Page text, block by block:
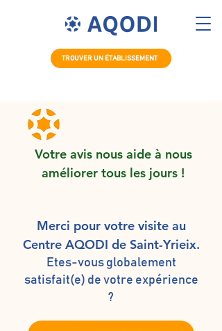
TROUVER UN ÉTABLISSEMENT
Votre avis nous aide à nous
améliorer tous les jours !
Merci pour votre visite au
Centre AQODI de Saint-Yrieix.
Etes-vous globalement
satisfait(e) de votre expérience
?